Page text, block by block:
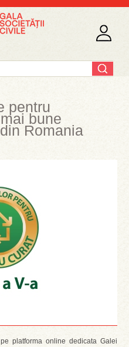
pentru
bune
Romania
platforma online dedicata Galei